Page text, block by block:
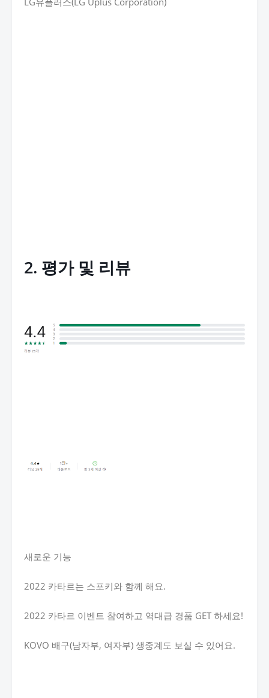
2. 평가 및 리뷰
새로운 기능
2022 카타르는 스포키와 함께 해요.
2022 카타르 이벤트 참여하고 역대급 경품 GET 하세요!
KOVO 배구(남자부, 여자부) 생중계도 보실 수 있어요.